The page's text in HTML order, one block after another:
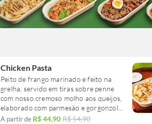
Chicken Pasta
Peito de frango marinado e feito na
grelha, servido em tiras sobre penne
com nosso cremoso molho aos queijos,
elaborado com parmesão e gorgonzola.
A partir de R$ 44,90 R$ 54,90